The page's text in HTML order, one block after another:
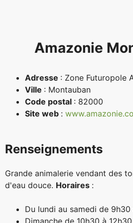
Amazonie
Adresse : Zone Futuropole
Ville : Montauban
Code postal : 82000
Site web :
Renseignements
Grande animalerie vendant des
d'eau douce. Horaires :
Du lundi au samedi de 9h30
Dimanche de 10h30 à